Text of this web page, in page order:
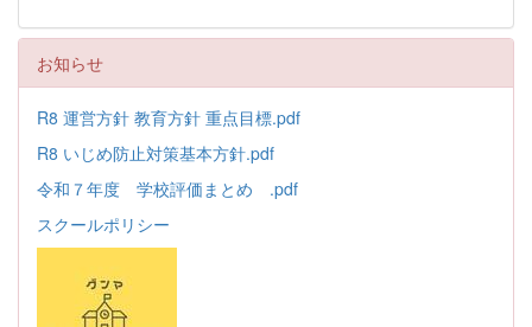
お知らせ
R8 運営方針 教育方針 重点目標.pdf
R8 いじめ防止対策基本方針.pdf
令和７年度 学校評価まとめ .pdf
スクールポリシー